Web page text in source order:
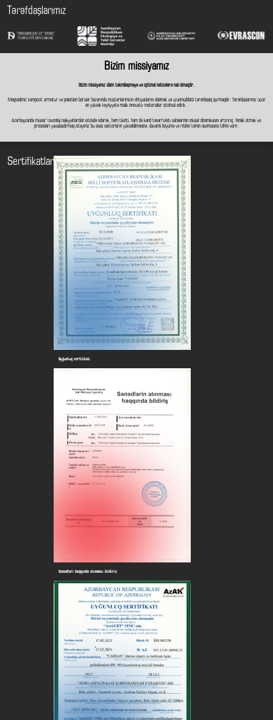
Tərəfdaşlarımız
Bizim missiyamız
Bizim missiyamız daim təkmilləşməyə və optimal nəticələrə nail olmaqdır.
Məqsədimiz kompozit armatur və polietilen borular bazarında müştərilərimizin ehtiyaclarını ödəmək və uzunmüddətli tərəfdaşlıq qurmaqdır. Tərəfdaşlarımız üçün
ən yüksək keyfiyyətə malik innovativ materiallar istehsal edirik.
Azərbaycanda müasir texnoloji nailiyyətlərdən istifadə edərək, həm tikinti, həm də kənd təsərrüfatı sahələrinin inkişaf dinamikasını artırırıq. Yenilik etmək və
prosesləri yaxşılaşdırmaq istəyimiz bu əsas sektorların yüksəldilməsinə, davamlı böyümə və rifahın təmin olunmasına töhfə verir.
Sertifikatlar
Uyğunluq sertifikatı
Sənədləri haqqında alınması bildiriş